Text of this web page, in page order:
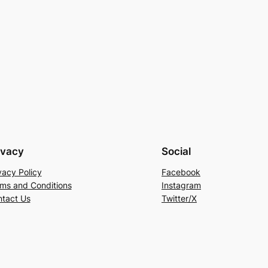
Policy
and Conditions
Us
Social
Facebook
Instagram
Twitter/X